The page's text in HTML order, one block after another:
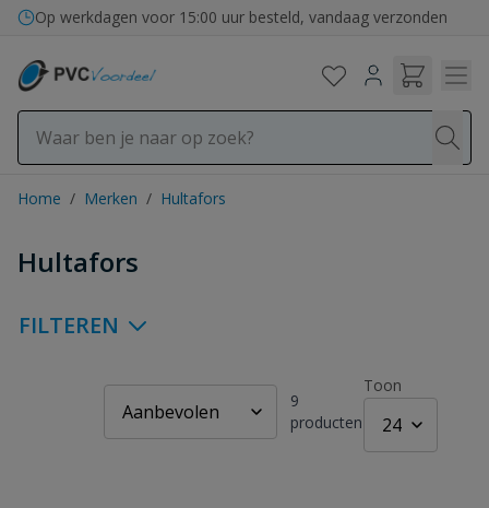
Ga naar de inhoud
Bezorging in binnen- en buitenland
Home / Merken / Hultafors
Hultafors
FILTEREN
9
producten
Toon